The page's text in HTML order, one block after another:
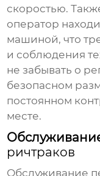
скоростью.
оператор
машиной, что
и соблюдения
не забывать о
безопасном
постоянном
месте.
ричтраков
Обслуживание